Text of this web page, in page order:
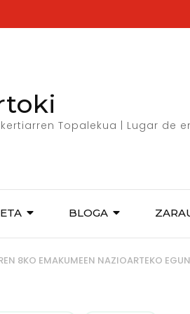
Topalekua | Lugar de
BLOGA
8KO EMAKUMEEN NAZIOARTEKO